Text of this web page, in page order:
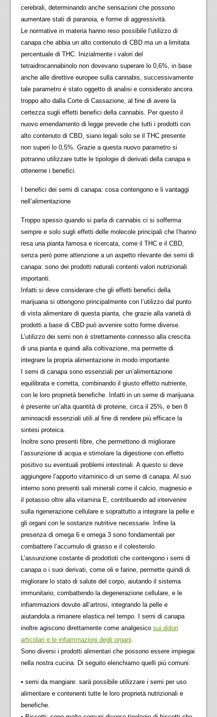
cerebrali, determinando anche sensazioni che possono
aumentare stati di paranoia, e forme di aggressività.
Le normative in materia hanno reso possibile l’utilizzo di
canapa che abbia un alto contenuto di CBD ma un a limitata
percentuale di THC. Inizialmente i valori del
tetraidrocannabinolonon dovevano superare lo 0,6%, in base
anche alle direttive europee sulla cannabis, successivamente
tale parametro è stato oggetto di analisi e considerato ancora
troppo alto dalla Corte di Cassazione, al fine di avere la
certezza sugli effetti benefici della cannabis. Per questo il
nuovo emendamento di legge prevede che tutti i prodotti con
alto contenuto di CBD, siano legali solo se il THC presente
non superi lo 0,5%. Grazie a questa nuovo parametro si
potranno utilizzare tutte le tipologie di derivati della canapa e
ottenerne i benefici.
I benefici dei semi di canapa: cosa contengono e li vantaggi
nell’alimentazione
Troppo spesso quando si parla di cannabis ci si sofferma
sempre e solo sugli effetti delle molecole principali che l’hanno
resa una pianta famosa e ricercata, come il THC e il CBD,
senza però porre attenzione a un aspetto rilevante dei semi di
canapa: sono dei prodotti naturali contenti valori nutrizionali
importanti.
Infatti si deve considerare che gli effetti benefici della
marijuana si ottengono principalmente con l’utilizzo dal punto
di vista alimentare di questa pianta, che grazie alla varietà di
prodotti a base di CBD può avvenire sotto forme diverse.
L’utilizzo dei semi non è strettamente connesso alla crescita
di una pianta e quindi alla coltivazione, ma permette di
integrare la propria alimentazione in modo importante.
I semi di canapa sono essenziali per un’alimentazione
equilibrata e corretta, combinando il giusto effetto nutriente,
con le loro proprietà benefiche. Infatti in un seme di marijuana
è presente un’alta quantità di proteine, circa il 25%, e ben 8
aminoacidi essenziali utili al fine di rendere più efficace la
sintesi proteica.
Inoltre sono presenti fibre, che permettono di migliorare
l’assunzione di acqua e stimolare la digestione con effetto
positivo su eventuali problemi intestinali. A questo si deve
aggiungere l’apporto vitaminico di un seme di canapa. Al suo
interno sono presenti sali minerali come il calcio, magnesio e
il potassio oltre alla vitamina E, contribuendo ad intervenire
sulla rigenerazione cellulare e soprattutto a integrare la pelle e
gli organi con le sostanze nutritive necessarie. Infine la
presenza di omega 6 e omega 3 sono fondamentali per
combattere l’accumulo di grasso e il colesterolo.
L’assunzione costante di prodottoti che contengono i semi di
canapa o i suoi derivati, come oli e farine, permette quindi di
migliorare lo stato di salute del corpo, aiutando il sistema
immunitario, combattendo la degenerazione cellulare, e le
infiammazioni dovute all’artrosi, integrando la pelle e
aiutandola a rimanere elastica nel tempo. I semi di canapa
inoltre agiscono direttamente come analgesico sui dolori
articolari e le infiammazioni degli organi.
Sono diversi i prodotti alimentari che possono essere impiegai
nella nostra cucina. Di seguito elenchiamo quelli più comuni:
• semi da mangiare: sarà possibile utilizzare i semi per uso
alimentare e contenenti tutte le loro proprietà nutrizionali e
benefiche.